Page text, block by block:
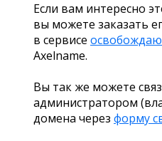
Если вам интересно
вы можете заказать
в сервисе
Axelname.
Вы так же можете
администратором
домена через форму